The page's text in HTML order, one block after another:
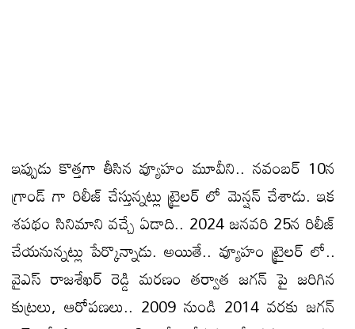
ఇప్పుడు కొత్తగా తీసిన వ్యూహం మూవీని.. నవంబర్ 10న
గ్రాండ్ గా రిలీజ్ చేస్తున్నట్లు ట్రైలర్ లో మెన్షన్ చేశాడు. ఇక
శపథం సినిమాని వచ్చే ఏడాది.. 2024 జనవరి 25న రిలీజ్
చేయనున్నట్లు పేర్కొన్నాడు. అయితే.. వ్యూహం ట్రైలర్ లో..
వైఎస్ రాజశేఖర్ రెడ్డి మరణం తర్వాత జగన్ పై జరిగిన
కుట్రలు, ఆరోపణలు.. 2009 నుండి 2014 వరకు జగన్